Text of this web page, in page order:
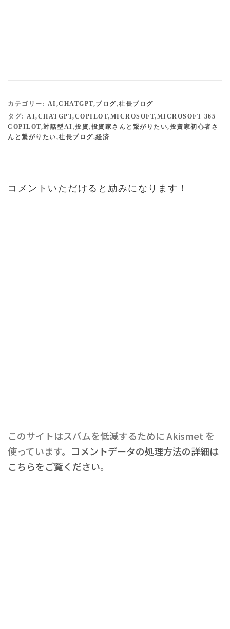
カテゴリー: AI ,CHATGPT,ブログ,社長ブログ
タグ: AI,CHATGPT,COPILOT,MICROSOFT,MICROSOFT 365
COPILOT,対話型AI ,投資,投資家さんと繋がりたい,投資家初心者さ
んと繋がりたい,社長ブログ,経済
コメントいただけると励みになります！
このサイトはスパムを低減するために Akismet を
使っています。 コメントデータの処理方法の詳細は
こちらをご覧ください。